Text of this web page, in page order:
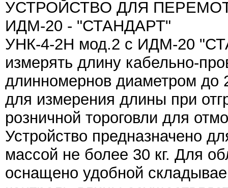
УСТРОЙСТВО ДЛЯ
ИДМ-20 - "СТАНДАРТ"
УНК-4-2Н мод.2 с ИДМ-20
измерять длину кабельно-
длинномернов диаметром до
для измерения длины при
розничной тороговли для
Устройство предназначено
массой не более 30 кг. Для
оснащено удобной